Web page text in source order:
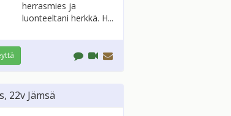
herrasmies ja
luonteeltani herkkä. H...
, 22v Jämsä